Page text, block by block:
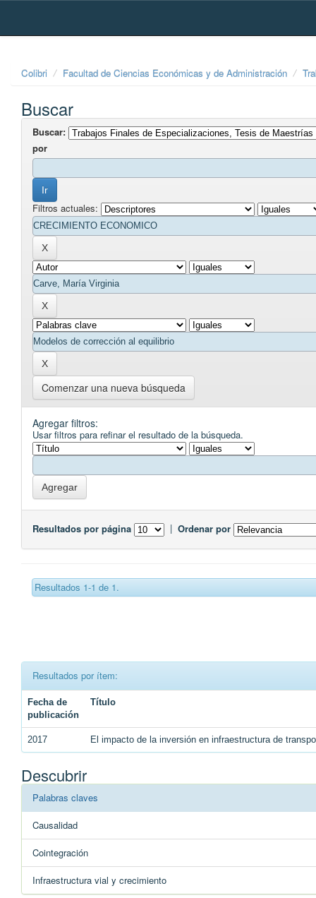
Skip
Colibri Facultad de Ciencias Económicas y de Administración
Buscar
Buscar:
por
Filtros actuales:
Comenzar una nueva búsqueda
Agregar filtros:
Usar filtros para refinar el resultado de la búsqueda.
Resultados por página | Ordenar por
Resultados 1-1 de 1.
Resultados por ítem:
Fecha de
publicación
Título
2017 El impacto de la inversión en infraestructura de
Descubrir
Palabras claves
Causalidad
Cointegración
Infraestructura vial y crecimiento